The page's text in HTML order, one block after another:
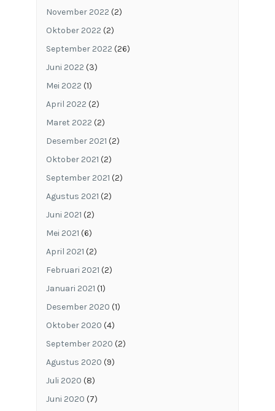
November 2022 (2)
Oktober 2022 (2)
September 2022 (26)
Juni 2022 (3)
Mei 2022 (1)
April 2022 (2)
Maret 2022 (2)
Desember 2021 (2)
Oktober 2021 (2)
September 2021 (2)
Agustus 2021 (2)
Juni 2021 (2)
Mei 2021 (6)
April 2021 (2)
Februari 2021 (2)
Januari 2021 (1)
Desember 2020 (1)
Oktober 2020 (4)
September 2020 (2)
Agustus 2020 (9)
Juli 2020 (8)
Juni 2020 (7)